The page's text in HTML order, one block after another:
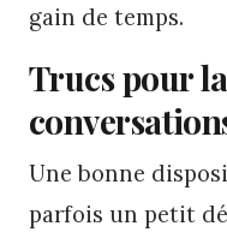
gain de temps.
Trucs pour
Une bonne
parfois un petit